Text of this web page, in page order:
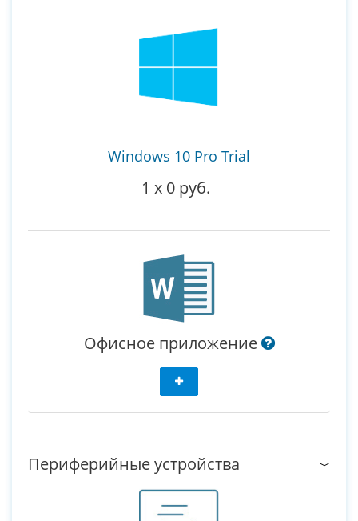
Windows 10 Pro Trial
1 x 0 руб.
Офисное приложение
Периферийные устройства